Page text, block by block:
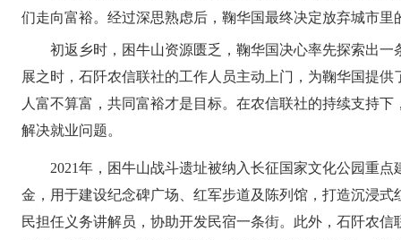
们走向富裕。经过深思熟虑后，鞠华国最终决定放弃城市
初返乡时，困牛山资源匮乏，鞠华国决心率先探索出
展之时，石阡农信联社的工作人员主动上门，为鞠华国提
人富不算富，共同富裕才是目标。在农信联社的持续支持
解决就业问题。
2021年，困牛山战斗遗址被纳入长征国家文化公园重
金，用于建设纪念碑广场、红军步道及陈列馆，打造沉浸
民担任义务讲解员，协助开发民宿一条街。此外，石阡农